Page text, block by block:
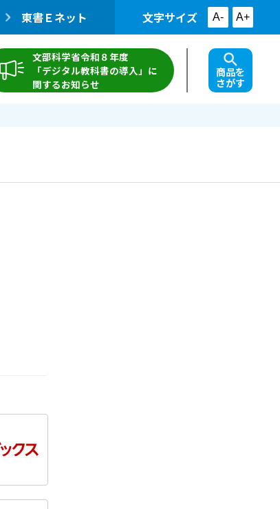
東書Ｅネット 文字サイズ A- A+
文部科学省令和８年度
「デジタル教科書の導入」に
関するお知らせ
商品を
さがす